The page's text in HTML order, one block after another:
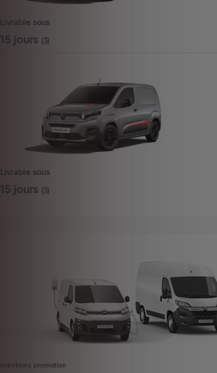
Livrable sous
15 jours (3)
Livrable sous
15 jours (3)
mentions promotion